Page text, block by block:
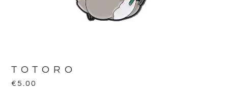
TOTORO
€5.00